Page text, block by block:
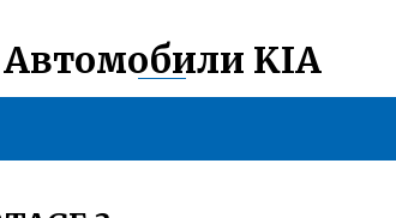
Автомобили KIA